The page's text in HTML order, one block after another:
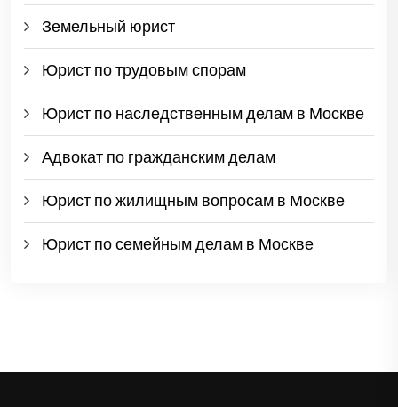
Земельный юрист
Юрист по трудовым спорам
Юрист по наследственным делам в Москве
Адвокат по гражданским делам
Юрист по жилищным вопросам в Москве
Юрист по семейным делам в Москве